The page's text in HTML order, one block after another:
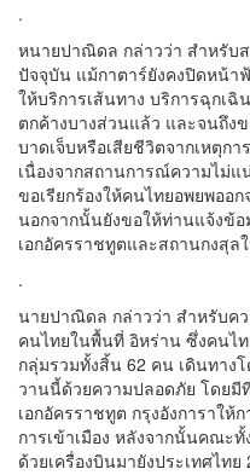
.
หนายปาณิดล กล่าวว่า สำหรับ
ปัจจุบัน แม้กาตาร์ยังคงปิดหน้า
ให้บริการเส้นทาง บริการฉุกเ
ตกค้างบางส่วนแล้ว และจนถึง
บาดเจ็บหรือเสียชีวิตจากเหตุก
เนื่องจากสถานการณ์ความไม่แ
ขอเรียกร้องให้คนไทยอพยพออ
นอกจากนั้นยังขอให้ท่านแจ้งข้
เอกอัครราชทูตและสถานกงสุ
.
นายปาณิดล กล่าวว่า สำหรับค
คนไทยในพื้นที่ อิหร่าน ซึ่งคนไท
กลุ่มรวมทั้งสิ้น 62 คน เดินทาง
วานนี้ด้วยความปลอดภัย โดยมี
เอกอัครราชทูต กรุงอังการาใ
การเข้าเมือง หลังจากนั้นคณะ
ด้วยเครื่องบินมายังประเทศไทย